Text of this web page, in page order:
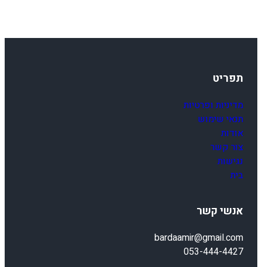
תפריט
מדיניות ופרטיות
תנאי שימוש
אודות
צור קשר
נגישות
בית
אנשי קשר
bardaamir@gmail.com
053-444-4427